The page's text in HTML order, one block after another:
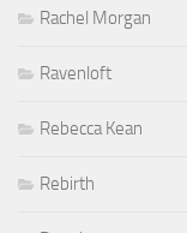
Rachel Morgan
Ravenloft
Rebecca Kean
Rebirth